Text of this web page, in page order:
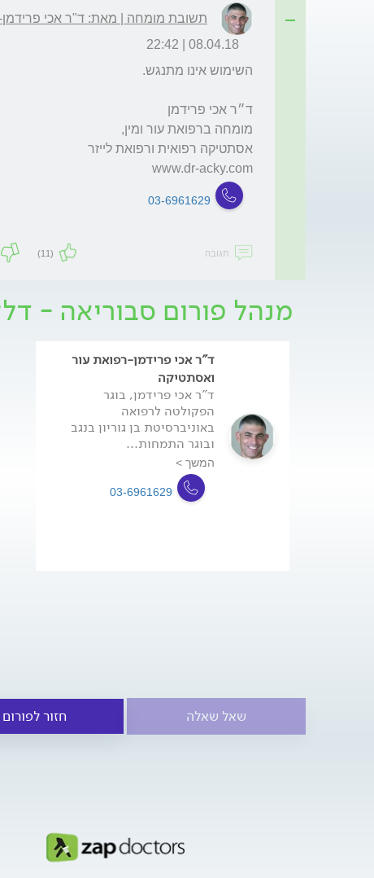
תשובת מומחה | מאת: ד"ר אכי
08.04.18 | 22:42
www.dr-acky.com
03-6961629
תגובה (11)
מנהל פורום סבוריאה -
ד"ר אכי פרידמן-רפואת עור
ואסתטיקה
ד"ר אכי פרידמן, בוגר
הפקולטה לרפואה
באוניברסיטת בן גוריון בנגב
ובוגר התמחות...
המשך >
03-6961629
שאל שאלה חזור לפורום